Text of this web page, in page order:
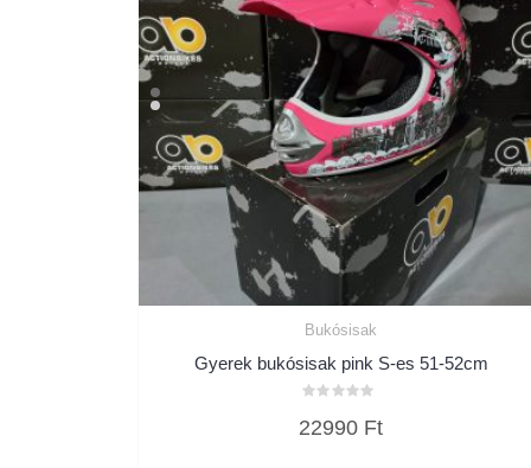
Bukósisak
Gyerek bukósisak pink S-es 51-52cm
0
22990 Ft